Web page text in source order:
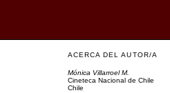
ACERCA DEL AUTOR/A
Mónica Villarroel M.
Cineteca Nacional de Chile
Chile